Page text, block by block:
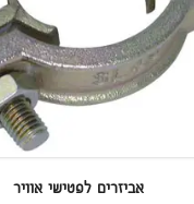
אביזרים לפטישי אוויר